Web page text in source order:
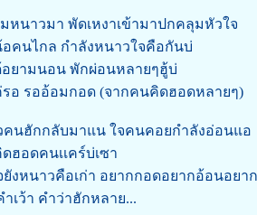
นาวมา พัดเหงาเข้ามาปกคลุมหัวใจ
อคนไกล กำลังหนาวใจคือกันบ่
ยามนอน พักผ่อนหลายๆฮู้บ่
รอ รออ้อมกอด (จากคนคิดฮอดหลายๆ)
คนฮักกลับมาแน ใจคนคอยกำลังอ่อนแอ
ฮอดคนเเคร์บ่เซา
ยังหนาวคือเก่า อยากกอดอยากอ้อนอยาก
ำเว้า คำว่าฮักหลาย...